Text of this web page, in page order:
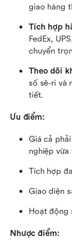
giao hàng
Tích hợp
FedEx,
chuyển
Theo dõi
số sê-ri và
tiết.
Ưu điểm:
Giá cả
nghiệp vừa
Tích hợp
Giao diện
Hoạt động
Nhược điểm: